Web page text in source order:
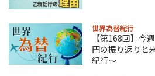
世界為替紀行
【第168回】今
円の振り返り
紀行～